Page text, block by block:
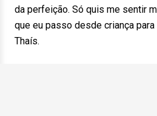
da perfeição. Só quis me sentir
que eu passo desde criança para
Thaís.